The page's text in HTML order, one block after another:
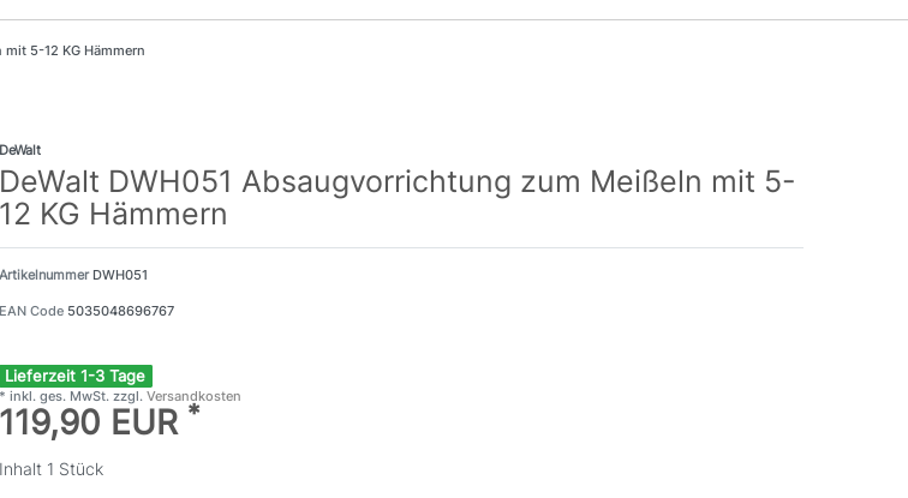
5-12 KG Hämmern
DeWalt
DeWalt DWH051 Absaugvorrichtung zum Meißeln mit 5-
12 KG Hämmern
Artikelnummer DWH051
EAN Code 5035048696767
Lieferzeit 1-3 Tage
* inkl. ges. MwSt. zzgl. Versandkosten
119,90 EUR *
Inhalt 1 Stück